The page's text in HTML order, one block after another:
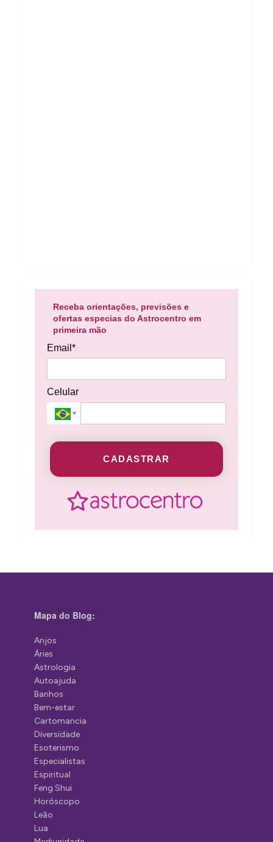
Receba orientações, previsões e
ofertas especias do Astrocentro em
primeira mão
Email*
Celular
CADASTRAR
Mapa do Blog:
Anjos
Áries
Astrologia
Autoajuda
Banhos
Bem-estar
Cartomancia
Diversidade
Esoterismo
Especialistas
Espiritual
Feng Shui
Horóscopo
Leão
Lua